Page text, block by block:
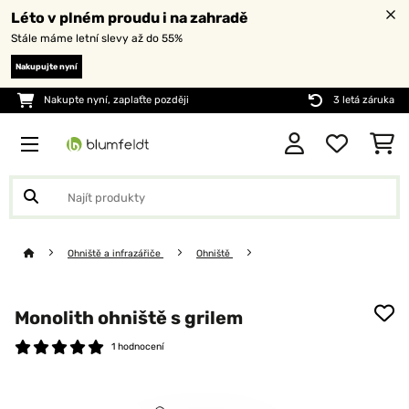
Léto v plném proudu i na zahradě
Stále máme letní slevy až do 55%
Nakupujte nyní
Nakupte nyní, zaplaťte později 3 letá záruka
Ohniště a infrazářiče Ohniště
Monolith ohniště s grilem
1 hodnocení